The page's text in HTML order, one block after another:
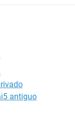
antiguo